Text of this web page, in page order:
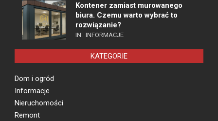
Kontener zamiast murowanego
biura. Czemu warto wybrać to
rozwiązanie?
IN: INFORMACJE
KATEGORIE
Dom i ogród
Informacje
Nieruchomości
Remont